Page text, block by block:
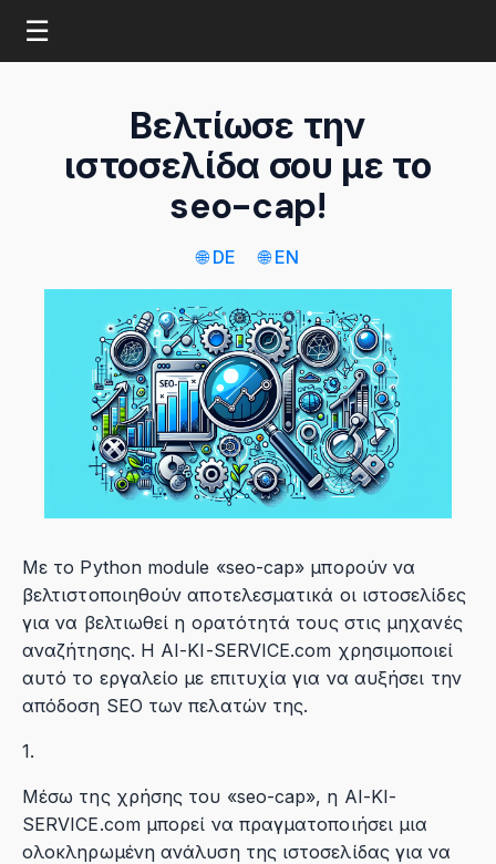
☰
Βελτίωσε την
ιστοσελίδα σου με το
seo-cap!
🌐 DE 🌐 EN
Με το Python module «seo-cap» μπορούν να
βελτιστοποιηθούν αποτελεσματικά οι ιστοσελίδες
για να βελτιωθεί η ορατότητά τους στις μηχανές
αναζήτησης. Η AI-KI-SERVICE.com χρησιμοποιεί
αυτό το εργαλείο με επιτυχία για να αυξήσει την
απόδοση SEO των πελατών της.
1.
Μέσω της χρήσης του «seo-cap», η AI-KI-
SERVICE.com μπορεί να πραγματοποιήσει μια
ολοκληρωμένη ανάλυση της ιστοσελίδας για να